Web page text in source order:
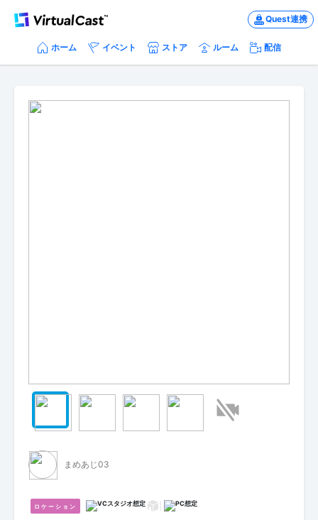
Quest連携
ホーム イベント ストア ルーム 配信
まめあじ03
ロケーション